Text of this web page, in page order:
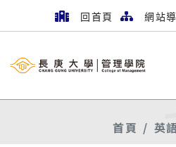
回首頁 網站
首頁 英